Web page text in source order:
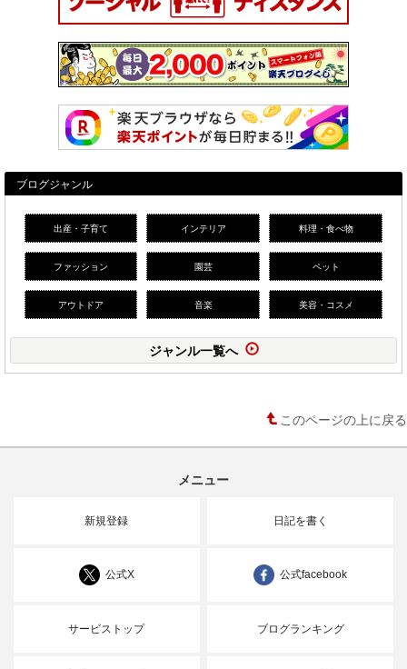
ブログジャンル
出産・子育て インテリア 料理・食べ物
ファッション 園芸 ペット
アウトドア 音楽 美容・コスメ
ジャンル一覧へ
このページの上に戻る
メニュー
新規登録 日記を書く
公式X 公式facebook
サービストップ ブログランキング